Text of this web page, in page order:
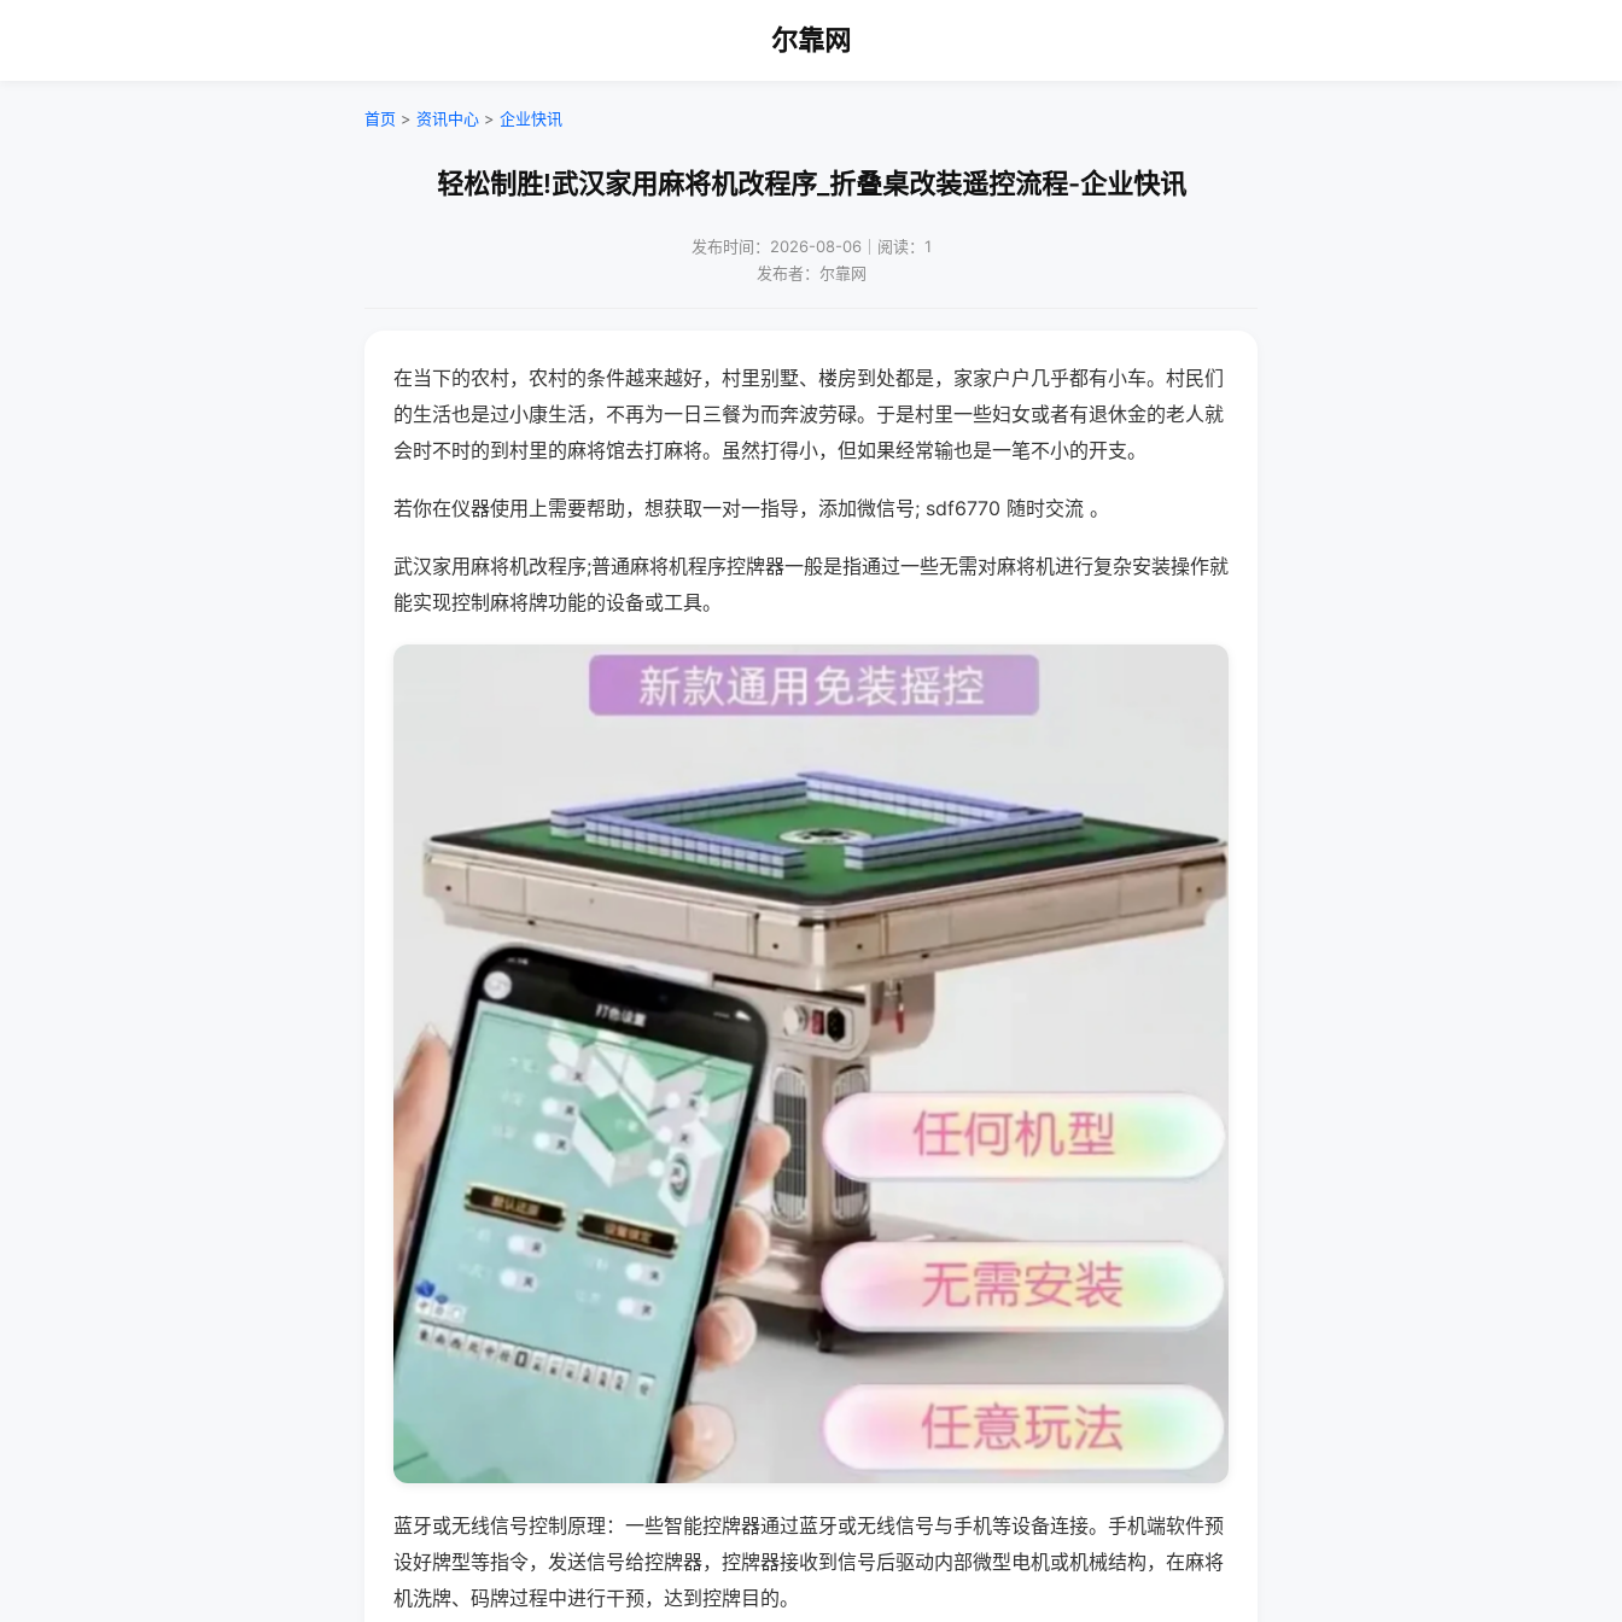
尔靠网
首页 > 资讯中心 > 企业快讯
轻松制胜!武汉家用麻将机改程序_折叠桌改装遥控流程-企业快讯
发布时间：2026-08-06｜阅读：1
发布者：尔靠网
在当下的农村，农村的条件越来越好，村里别墅、楼房到处都是，家家户户几乎都有小车。村民们
的生活也是过小康生活，不再为一日三餐为而奔波劳碌。于是村里一些妇女或者有退休金的老人就
会时不时的到村里的麻将馆去打麻将。虽然打得小，但如果经常输也是一笔不小的开支。
若你在仪器使用上需要帮助，想获取一对一指导，添加微信号; sdf6770 随时交流 。
武汉家用麻将机改程序;普通麻将机程序控牌器一般是指通过一些无需对麻将机进行复杂安装操作就
能实现控制麻将牌功能的设备或工具。
蓝牙或无线信号控制原理：一些智能控牌器通过蓝牙或无线信号与手机等设备连接。手机端软件预
设好牌型等指令，发送信号给控牌器，控牌器接收到信号后驱动内部微型电机或机械结构，在麻将
机洗牌、码牌过程中进行干预，达到控牌目的。